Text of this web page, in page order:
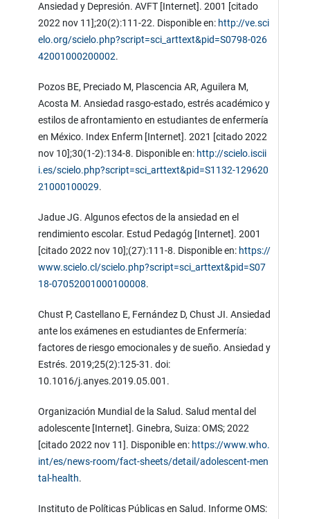
Ansiedad y Depresión. AVFT [Internet]. 2001 [citado
2022 nov 11];20(2):111-22. Disponible en: http://ve.sci
elo.org/scielo.php?script=sci_arttext&pid=S0798-026
42001000200002.
Pozos BE, Preciado M, Plascencia AR, Aguilera M,
Acosta M. Ansiedad rasgo-estado, estrés académico y
estilos de afrontamiento en estudiantes de enfermería
en México. Index Enferm [Internet]. 2021 [citado 2022
nov 10];30(1-2):134-8. Disponible en: http://scielo.iscii
i.es/scielo.php?script=sci_arttext&pid=S1132-129620
21000100029.
Jadue JG. Algunos efectos de la ansiedad en el
rendimiento escolar. Estud Pedagóg [Internet]. 2001
[citado 2022 nov 10];(27):111-8. Disponible en: https://
www.scielo.cl/scielo.php?script=sci_arttext&pid=S07
18-07052001000100008.
Chust P, Castellano E, Fernández D, Chust JI. Ansiedad
ante los exámenes en estudiantes de Enfermería:
factores de riesgo emocionales y de sueño. Ansiedad y
Estrés. 2019;25(2):125-31. doi:
10.1016/j.anyes.2019.05.001.
Organización Mundial de la Salud. Salud mental del
adolescente [Internet]. Ginebra, Suiza: OMS; 2022
[citado 2022 nov 11]. Disponible en: https://www.who.
int/es/news-room/fact-sheets/detail/adolescent-men
tal-health.
Instituto de Políticas Públicas en Salud. Informe OMS: